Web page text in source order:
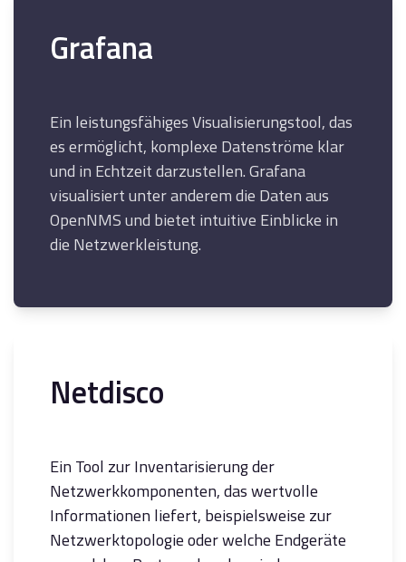
Grafana
Ein leistungsfähiges Visualisierungstool, das
es ermöglicht, komplexe Datenströme klar
und in Echtzeit darzustellen. Grafana
visualisiert unter anderem die Daten aus
OpenNMS und bietet intuitive Einblicke in
die Netzwerkleistung.
Netdisco
Ein Tool zur Inventarisierung der
Netzwerkkomponenten, das wertvolle
Informationen liefert, beispielsweise zur
Netzwerktopologie oder welche Endgeräte